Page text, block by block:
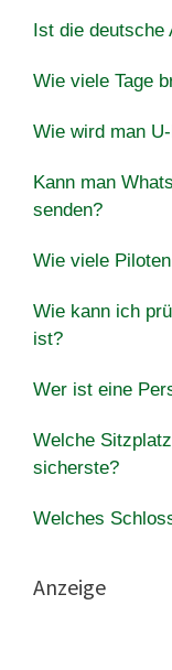
Ist die deutsche
Wie viele Tage
Wie wird man
Kann man
senden?
Wie viele
Wie kann ich
ist?
Wer ist eine
Welche
sicherste?
Welches
Anzeige